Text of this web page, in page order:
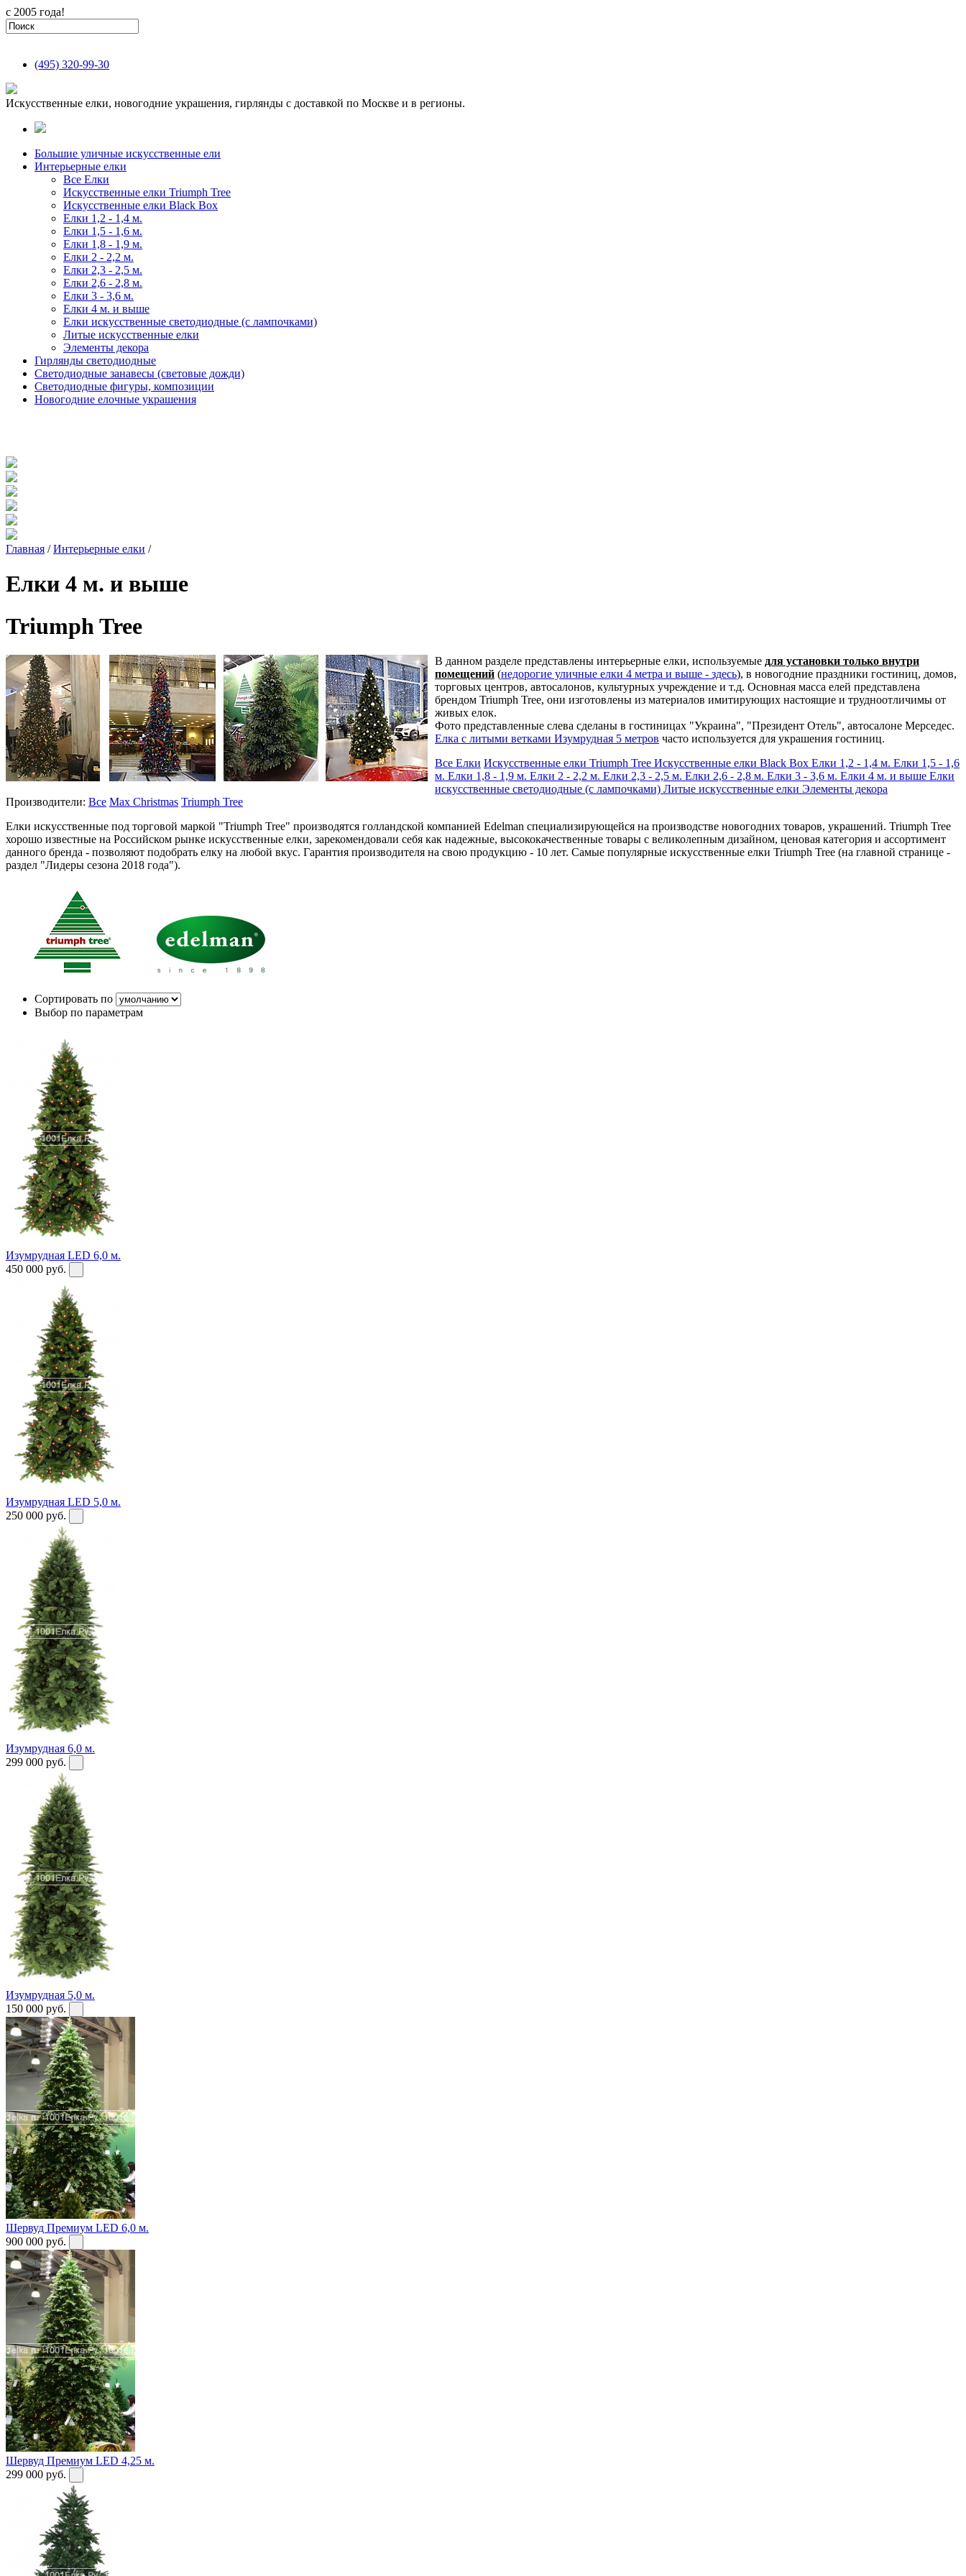
с 2005 года!
(495) 320-99-30
Искусственные елки, новогодние украшения, гирлянды с доставкой по Москве и в регионы.
Большие уличные искусственные ели
Интерьерные елки
Все Елки
Искусственные елки Triumph Tree
Искусственные елки Black Box
Елки 1,2 - 1,4 м.
Елки 1,5 - 1,6 м.
Елки 1,8 - 1,9 м.
Елки 2 - 2,2 м.
Елки 2,3 - 2,5 м.
Елки 2,6 - 2,8 м.
Елки 3 - 3,6 м.
Елки 4 м. и выше
Елки искусственные светодиодные (с лампочками)
Литые искусственные елки
Элементы декора
Гирлянды светодиодные
Светодиодные занавесы (световые дожди)
Светодиодные фигуры, композиции
Новогодние елочные украшения
Главная / Интерьерные елки /
Елки 4 м. и выше
Triumph Tree
В данном разделе представлены интерьерные елки, используемые для установки только внутри
помещений (недорогие уличные елки 4 метра и выше - здесь), в новогодние праздники гостиниц, домов,
торговых центров, автосалонов, культурных учреждение и т.д. Основная масса елей представлена
брендом Triumph Tree, они изготовлены из материалов имитирующих настоящие и трудноотличимы от
живых елок.
Фото представленные слева сделаны в гостиницах "Украина", "Президент Отель", автосалоне Мерседес.
Елка с литыми ветками Изумрудная 5 метров часто используется для украшения гостиниц.
Все Елки Искусственные елки Triumph Tree Искусственные елки Black Box Елки 1,2 - 1,4 м. Елки 1,5 - 1,6
м. Елки 1,8 - 1,9 м. Елки 2 - 2,2 м. Елки 2,3 - 2,5 м. Елки 2,6 - 2,8 м. Елки 3 - 3,6 м. Елки 4 м. и выше Елки
искусственные светодиодные (с лампочками) Литые искусственные елки Элементы декора
Производители: Все Max Christmas Triumph Tree
Елки искусственные под торговой маркой "Triumph Tree" производятся голландской компанией Edelman специализирующейся на производстве новогодних товаров, украшений. Triumph Tree
хорошо известные на Российском рынке искусственные елки, зарекомендовали себя как надежные, высококачественные товары с великолепным дизайном, ценовая категория и ассортимент
данного бренда - позволяют подобрать елку на любой вкус. Гарантия производителя на свою продукцию - 10 лет. Самые популярные искусственные елки Triumph Tree (на главной странице -
раздел "Лидеры сезона 2018 года").
Сортировать по
Выбор по параметрам
Изумрудная LED 6,0 м.
450 000 руб.
Изумрудная LED 5,0 м.
250 000 руб.
Изумрудная 6,0 м.
299 000 руб.
Изумрудная 5,0 м.
150 000 руб.
Шервуд Премиум LED 6,0 м.
900 000 руб.
Шервуд Премиум LED 4,25 м.
299 000 руб.